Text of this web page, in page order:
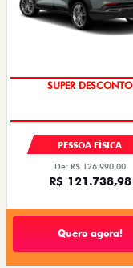
SUPER DESCONTO
PESSOA FÍSICA
De: R$ 126.990,00
R$ 121.738,98
Quero agora!